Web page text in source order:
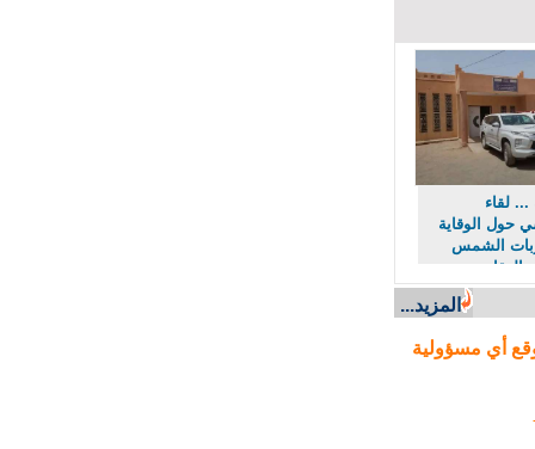
لقاء
الوقاية
الشمس
المزيد...
أي مسؤولية